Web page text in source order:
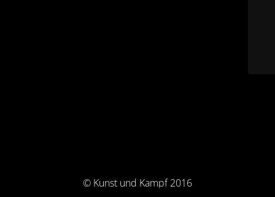
© Kunst und Kampf 2016